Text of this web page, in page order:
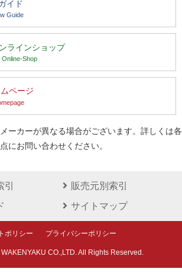
イド
Guide
ラインショップ
Online-Shop
ページ
ーカーが異なる場合がございます。詳しくは各
にお問い合わせください。
販売元別索引
サイトマップ
ポリシー プライバシーポリシー
CO.,LTD. All Rights Reserved.